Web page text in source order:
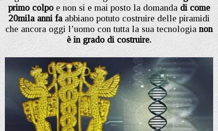
primo colpoe non si e mai posto la domandadi come
20mila anni faabbiano potuto costruire delle piramidi
che ancora oggi l’uomo con tutta la sua tecnologianon
è in grado di costruire.